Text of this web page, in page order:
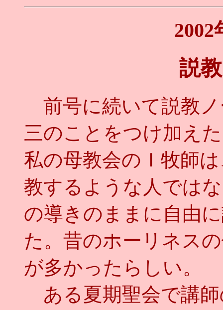
2002
説
前号に続いて説教
三のことをつけ加え
私の母教会のＩ牧師
教するような人では
の導きのままに自由
た。昔のホーリネス
が多かったらしい。
ある夏期聖会で講